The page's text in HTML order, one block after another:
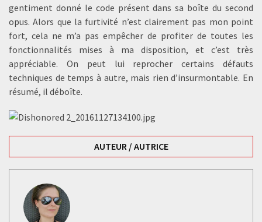
gentiment donné le code présent dans sa boîte du second
opus. Alors que la furtivité n’est clairement pas mon point
fort, cela ne m’a pas empêcher de profiter de toutes les
fonctionnalités mises à ma disposition, et c’est très
appréciable. On peut lui reprocher certains défauts
techniques de temps à autre, mais rien d’insurmontable. En
résumé, il déboîte.
AUTEUR / AUTRICE